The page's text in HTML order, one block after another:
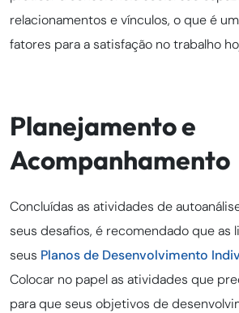
relacionamentos e vínculos, o que é
fatores para a satisfação no trabalho
Planejamento e
Acompanhamento
Concluídas as atividades de
seus desafios, é recomendado que as
seus Planos de Desenvolvimento
Colocar no papel as atividades que
para que seus objetivos de